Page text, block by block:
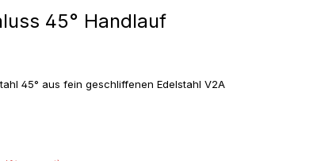
45° Handlauf
45° aus fein geschliffenen Edelstahl V2A